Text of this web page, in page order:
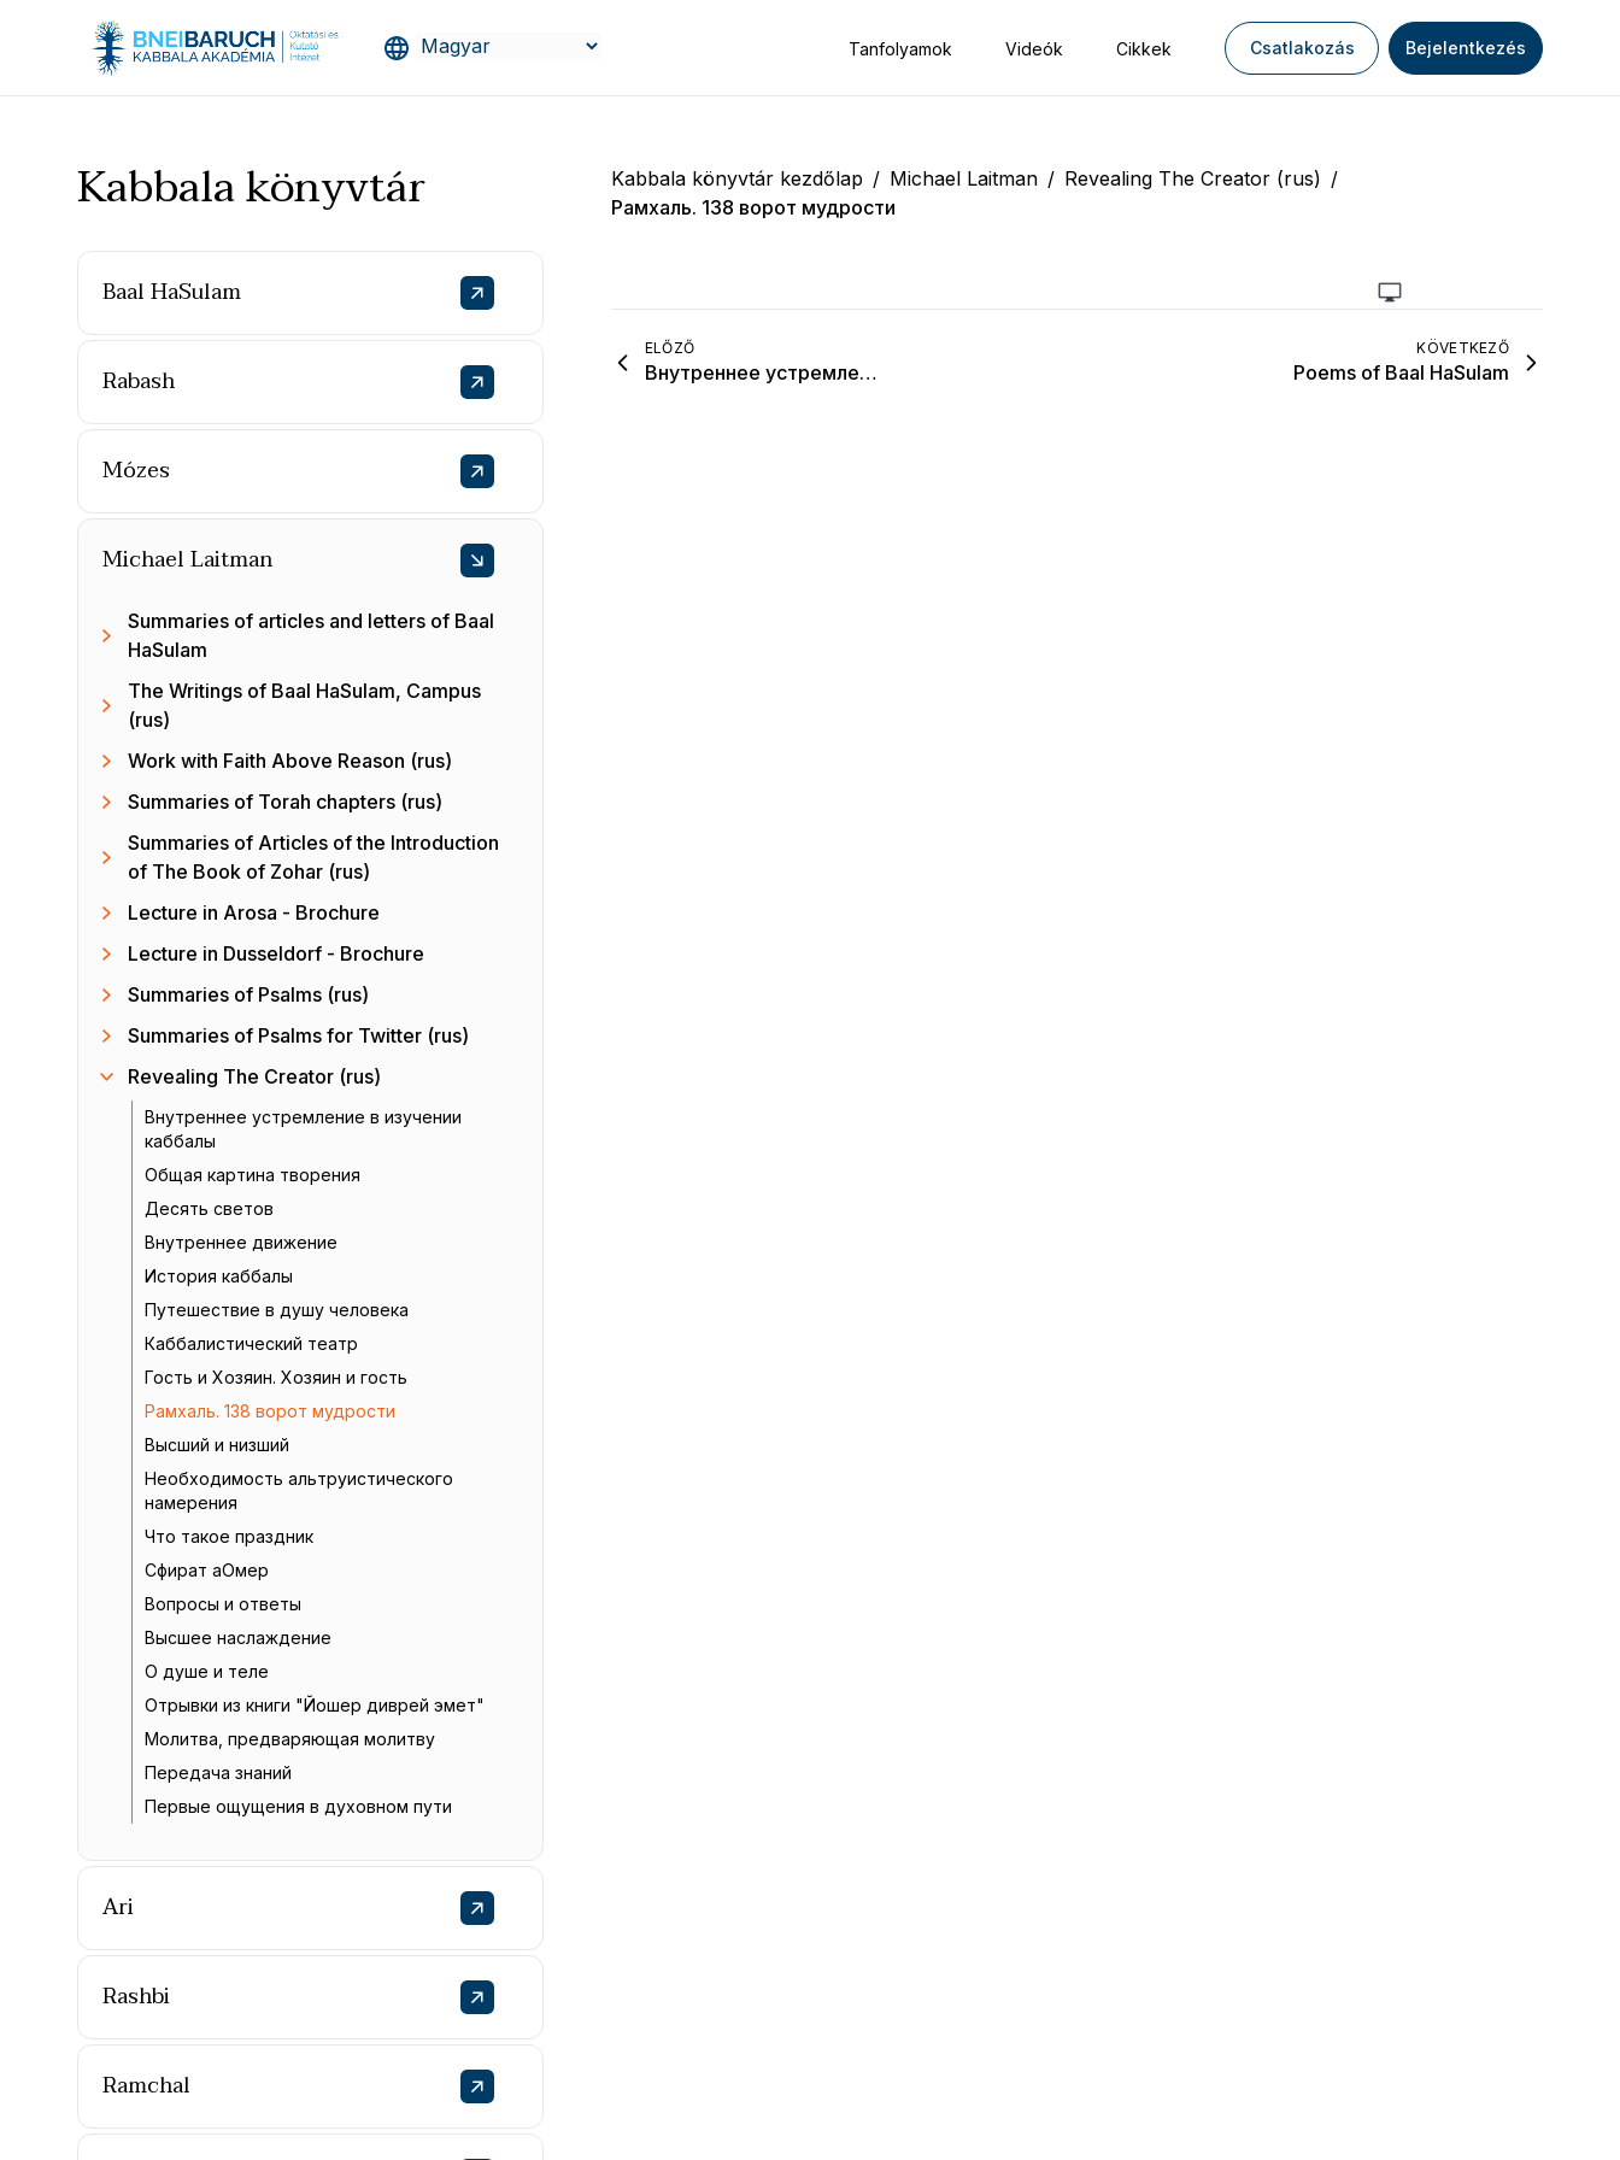
Tanfolyamok Videók Cikkek Csatlakozás Bejelentkezés
Kabbala könyvtár
Baal HaSulam
Rabash
Mózes
Michael Laitman
Summaries of articles and letters of Baal
HaSulam
The Writings of Baal HaSulam, Campus
(rus)
Work with Faith Above Reason (rus)
Summaries of Torah chapters (rus)
Summaries of Articles of the Introduction
of The Book of Zohar (rus)
Lecture in Arosa - Brochure
Lecture in Dusseldorf - Brochure
Summaries of Psalms (rus)
Summaries of Psalms for Twitter (rus)
Revealing The Creator (rus)
Внутреннее устремление в изучении
каббалы
Общая картина творения
Десять светов
Внутреннее движение
История каббалы
Путешествие в душу человека
Каббалистический театр
Гость и Хозяин. Хозяин и гость
Рамхаль. 138 ворот мудрости
Высший и низший
Необходимость альтруистического
намерения
Что такое праздник
Сфират аОмер
Вопросы и ответы
Высшее наслаждение
О душе и теле
Отрывки из книги "Йошер диврей эмет"
Молитва, предваряющая молитву
Передача знаний
Первые ощущения в духовном пути
Ari
Rashbi
Ramchal
Kabbala könyvtár kezdőlap / Michael Laitman / Revealing The Creator (rus) /
Рамхаль. 138 ворот мудрости
ELŐZŐ
Внутреннее устремление в изучении каббалы
KÖVETKEZŐ
Poems of Baal HaSulam